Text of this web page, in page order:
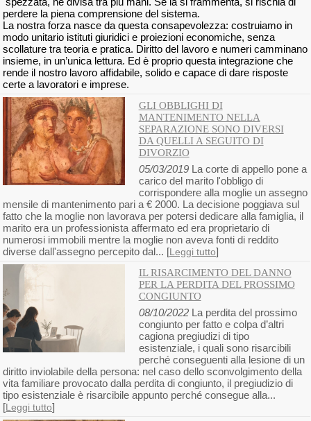
perdere la piena comprensione del sistema.
La nostra forza nasce da questa consapevolezza: costruiamo in
modo unitario istituti giuridici e proiezioni economiche, senza
scollature tra teoria e pratica. Diritto del lavoro e numeri camminano
insieme, in un’unica lettura. Ed è proprio questa integrazione che
rende il nostro lavoro affidabile, solido e capace di dare risposte
certe a lavoratori e imprese.
GLI OBBLIGHI DI
MANTENIMENTO NELLA
SEPARAZIONE SONO DIVERSI
DA QUELLI A SEGUITO DI
DIVORZIO
05/03/2019La corte di appello pone a
carico del marito l'obbligo di
corrispondere alla moglie un assegno
mensile di mantenimento pari a € 2000. La decisione poggiava sul
fatto che la moglie non lavorava per potersi dedicare alla famiglia, il
marito era un professionista affermato ed era proprietario di
numerosi immobili mentre la moglie non aveva fonti di reddito
diverse dall'assegno percepito dal... [Leggi tutto]
IL RISARCIMENTO DEL DANNO
PER LA PERDITA DEL PROSSIMO
CONGIUNTO
08/10/2022La perdita del prossimo
congiunto per fatto e colpa d’altri
cagiona pregiudizi di tipo
esistenziale, i quali sono risarcibili
perché conseguenti alla lesione di un
diritto inviolabile della persona: nel caso dello sconvolgimento della
vita familiare provocato dalla perdita di congiunto, il pregiudizio di
tipo esistenziale è risarcibile appunto perché consegue alla...
[Leggi tutto]